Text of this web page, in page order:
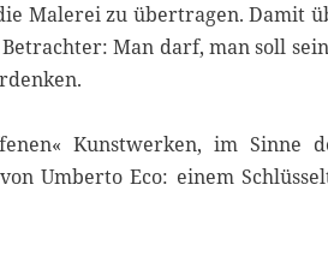
Malerei zu übertragen. Damit
Man darf, man soll
Kunstwerken, im Sinne
Umberto Eco: einem